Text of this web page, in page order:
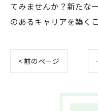
てみませんか？新たな
のあるキャリアを築く
< 前のページ